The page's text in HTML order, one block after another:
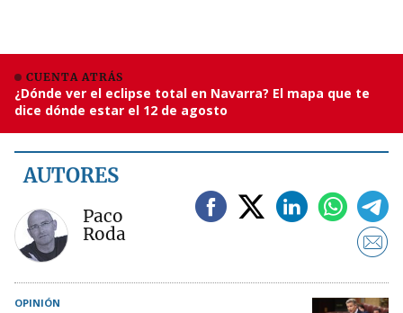
CUENTA ATRÁS
¿Dónde ver el eclipse total en Navarra? El mapa que te
dice dónde estar el 12 de agosto
AUTORES
Paco
Roda
OPINIÓN